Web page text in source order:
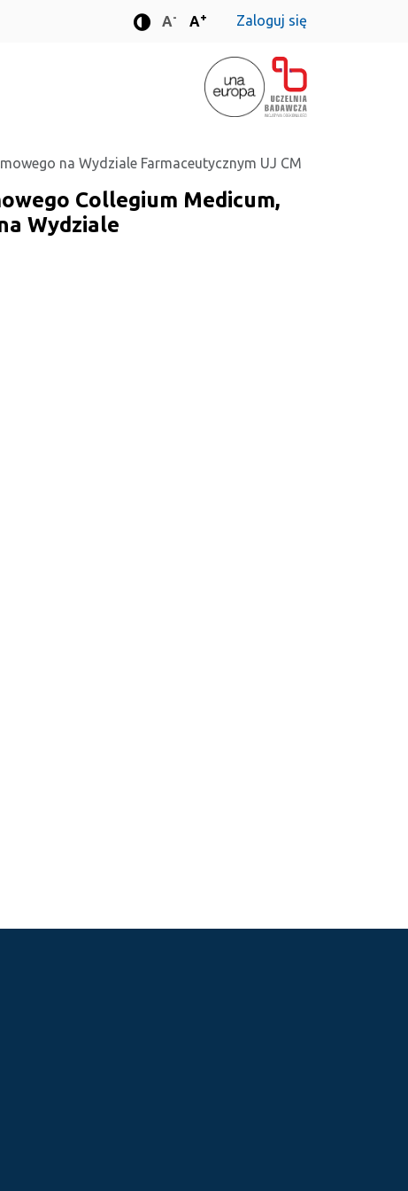
Standardowa wielkość czcionki
A- Standardowa wielkość czcionki
A+ Zaloguj się
na Wydziale Farmaceutycznym UJ CM
Collegium Medicum,
Wydziale